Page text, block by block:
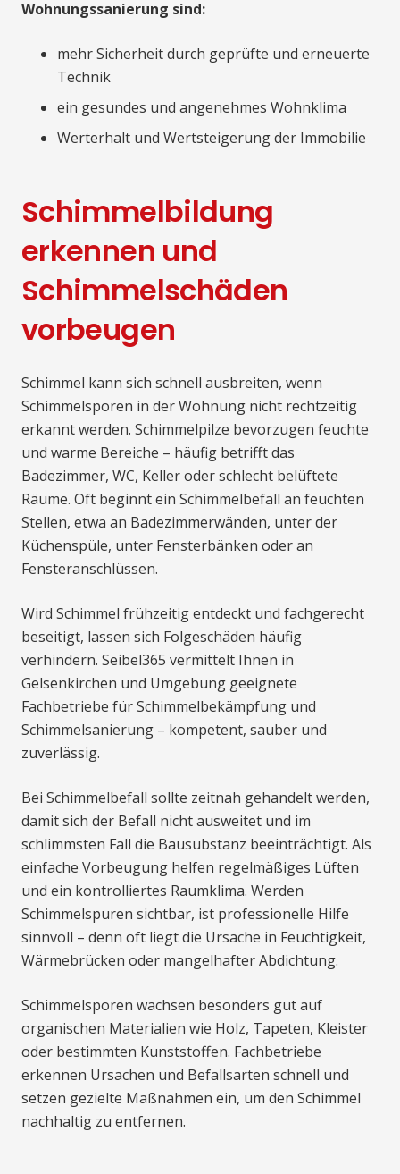
Wohnungssanierung sind:
mehr Sicherheit durch geprüfte und erneuerte
Technik
ein gesundes und angenehmes Wohnklima
Werterhalt und Wertsteigerung der Immobilie
Schimmelbildung
erkennen und
Schimmelschäden
vorbeugen
Schimmel kann sich schnell ausbreiten, wenn
Schimmelsporen in der Wohnung nicht rechtzeitig
erkannt werden. Schimmelpilze bevorzugen feuchte
und warme Bereiche – häufig betrifft das
Badezimmer, WC, Keller oder schlecht belüftete
Räume. Oft beginnt ein Schimmelbefall an feuchten
Stellen, etwa an Badezimmerwänden, unter der
Küchenspüle, unter Fensterbänken oder an
Fensteranschlüssen.
Wird Schimmel frühzeitig entdeckt und fachgerecht
beseitigt, lassen sich Folgeschäden häufig
verhindern. Seibel365 vermittelt Ihnen in
Gelsenkirchen und Umgebung geeignete
Fachbetriebe für Schimmelbekämpfung und
Schimmelsanierung – kompetent, sauber und
zuverlässig.
Bei Schimmelbefall sollte zeitnah gehandelt werden,
damit sich der Befall nicht ausweitet und im
schlimmsten Fall die Bausubstanz beeinträchtigt. Als
einfache Vorbeugung helfen regelmäßiges Lüften
und ein kontrolliertes Raumklima. Werden
Schimmelspuren sichtbar, ist professionelle Hilfe
sinnvoll – denn oft liegt die Ursache in Feuchtigkeit,
Wärmebrücken oder mangelhafter Abdichtung.
Schimmelsporen wachsen besonders gut auf
organischen Materialien wie Holz, Tapeten, Kleister
oder bestimmten Kunststoffen. Fachbetriebe
erkennen Ursachen und Befallsarten schnell und
setzen gezielte Maßnahmen ein, um den Schimmel
nachhaltig zu entfernen.